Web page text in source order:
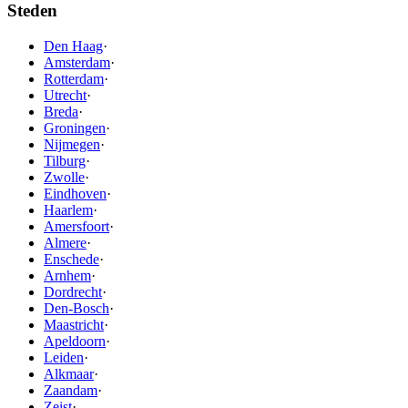
Steden
Den Haag·
Amsterdam·
Rotterdam·
Utrecht·
Breda·
Groningen·
Nijmegen·
Tilburg·
Zwolle·
Eindhoven·
Haarlem·
Amersfoort·
Almere·
Enschede·
Arnhem·
Dordrecht·
Den-Bosch·
Maastricht·
Apeldoorn·
Leiden·
Alkmaar·
Zaandam·